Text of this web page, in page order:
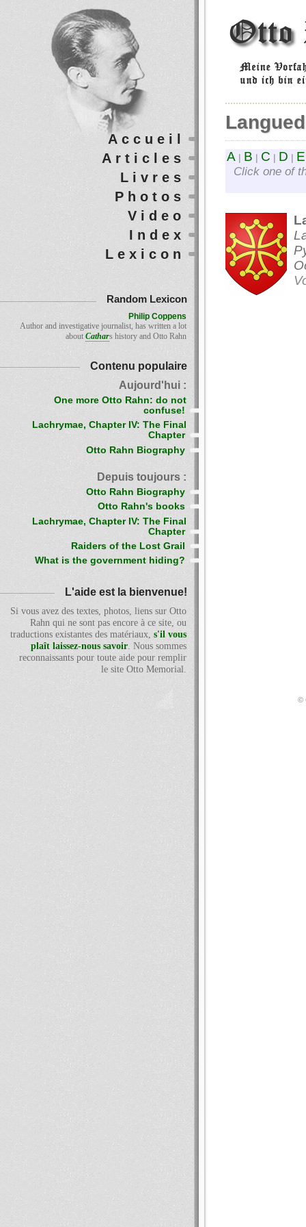
A B C D E
Click one of
Accueil
Articles
Livres
Photos
Video
Index
Lexicon
Random Lexicon
Philip Coppens
Author and investigative journalist, has written a lot
about Cathars history and Otto Rahn
Contenu populaire
Aujourd'hui :
One more Otto Rahn: do not
confuse!
Lachrymae, Chapter IV: The Final
Chapter
Otto Rahn Biography
Depuis toujours :
Otto Rahn Biography
Otto Rahn's books
Lachrymae, Chapter IV: The Final
Chapter
Raiders of the Lost Grail
What is the government hiding?
L'aide est la bienvenue!
Si vous avez des textes, photos, liens sur Otto
Rahn qui ne sont pas encore à ce site, ou
traductions existantes des matériaux, s'il vous
plaît laissez-nous savoir. Nous sommes
reconnaissants pour toute aide pour remplir
le site Otto Memorial.
©